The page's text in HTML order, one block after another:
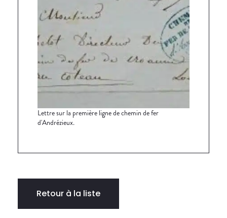
Lettre sur la première ligne de chemin de fer
d'Andrézieux.
Retour à la liste